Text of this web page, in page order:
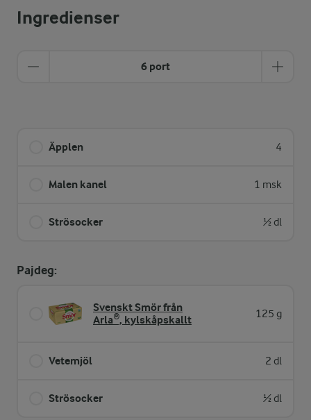
Ingredienser
6 port
Äpplen 4
Malen kanel 1 msk
Strösocker ½ dl
Pajdeg:
Svenskt Smör från
Arla®, kylskåpskallt
125 g
Vetemjöl 2 dl
Strösocker ½ dl